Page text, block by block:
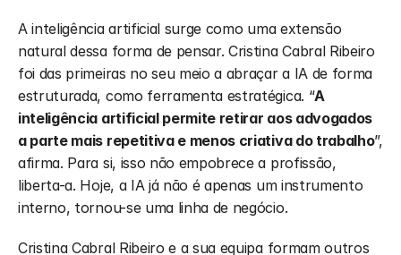
A inteligência artificial surge como uma extensão
natural dessa forma de pensar. Cristina Cabral Ribeiro
foi das primeiras no seu meio a abraçar a IA de forma
estruturada, como ferramenta estratégica. “A
inteligência artificial permite retirar aos advogados
a parte mais repetitiva e menos criativa do trabalho”,
afirma. Para si, isso não empobrece a profissão,
liberta-a. Hoje, a IA já não é apenas um instrumento
interno, tornou-se uma linha de negócio.
Cristina Cabral Ribeiro e a sua equipa formam outros